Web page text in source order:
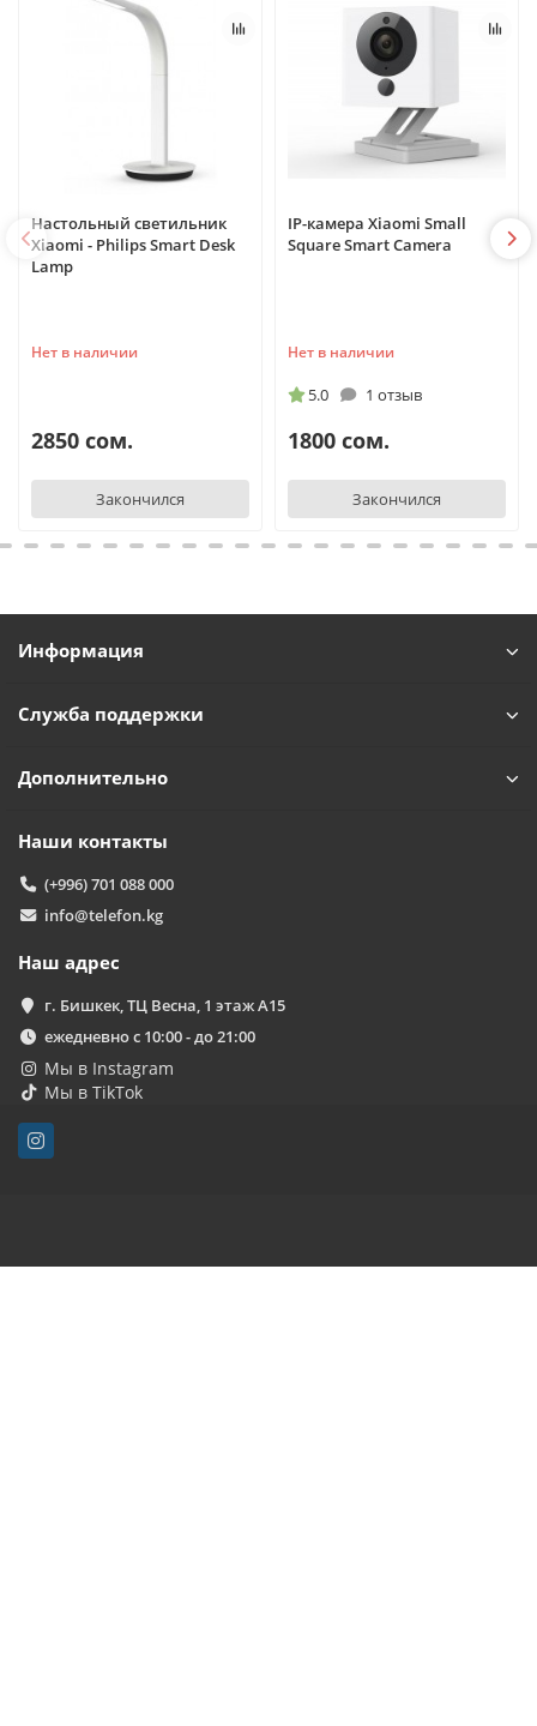
Настольный светильник
Xiaomi - Philips Smart Desk
Lamp
Нет в наличии
2850 сом.
Закончился
IP-камера Xiaomi Small
Square Smart Camera
Нет в наличии
5.0 1 отзыв
1800 сом.
Закончился
Информация
Служба поддержки
Дополнительно
Наши контакты
(+996) 701 088 000
info@telefon.kg
Наш адрес
г. Бишкек, ТЦ Весна, 1 этаж А15
ежедневно с 10:00 - до 21:00
Мы в Instagram
Мы в TikTok